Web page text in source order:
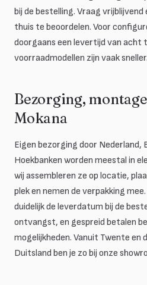
bij de bestelling. Vraag
thuis te beoordelen. Voor
doorgaans een levertijd van
voorraadmodellen zijn vaak sneller.
Bezorging,
Mokana
Eigen bezorging door Nederland,
Hoekbanken worden meestal in
wij assembleren ze op locatie,
plek en nemen de verpakking
duidelijk de leverdatum bij de
ontvangst, en gespreid betalen
mogelijkheden. Vanuit Twente en
Duitsland ben je zo bij onze